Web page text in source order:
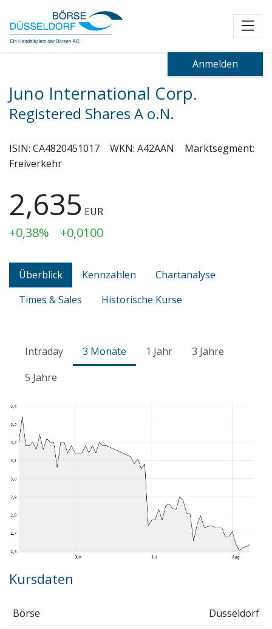
Anmelden
Juno International Corp.
Registered Shares A o.N.
ISIN: CA4820451017 WKN: A42AAN
Marktsegment:
Freiverkehr
2,635 EUR
+0,38% +0,0100
Überblick Kennzahlen
Chartanalyse
Times & Sales
Historische Kurse
Intraday 3 Monate 1 Jahr
3 Jahre
5 Jahre
Kursdaten
Börse
Düsseldorf